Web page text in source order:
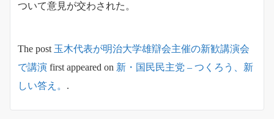
ついて意見が交わされた。
The post 玉木代表が明治大学雄辯会主催の新歓講演会
で講演 first appeared on 新・国民民主党 – つくろう、新
しい答え。 .